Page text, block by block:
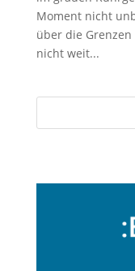
Moment nicht
über die
nicht weit...